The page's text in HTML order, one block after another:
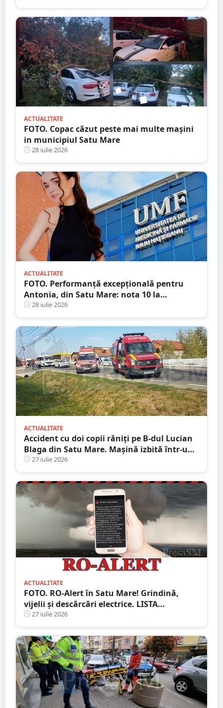
ACTUALITATE
FOTO. Copac căzut peste mai multe mașini
in municipiul Satu Mare
28 iulie 2026
ACTUALITATE
FOTO. Performanță excepțională pentru
Antonia, din Satu Mare: nota 10 la
admiterea la UMF Cluj, o reușită care nu s-a
mai înregistrat de 15 ani
28 iulie 2026
ACTUALITATE
Accident cu doi copii răniți pe B-dul Lucian
Blaga din Satu Mare. Mașină izbită într-un
stâlp
27 iulie 2026
ACTUALITATE
FOTO. RO-Alert în Satu Mare! Grindină,
vijelii și descărcări electrice. LISTA
localităților vizate
27 iulie 2026